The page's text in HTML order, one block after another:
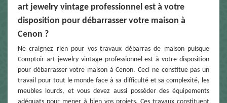
art jewelry vintage professionnel est à votre
disposition pour débarrasser votre maison à
Cenon ?
Ne craignez rien pour vos travaux débarras de maison puisque
Comptoir art jewelry vintage professionnel est à votre disposition
pour débarrasser votre maison à Cenon. Ceci ne constitue pas un
travail pour tout le monde face à sa difficulté et sa complexité, les
meubles lourds, et vous devez aussi posséder des équipements